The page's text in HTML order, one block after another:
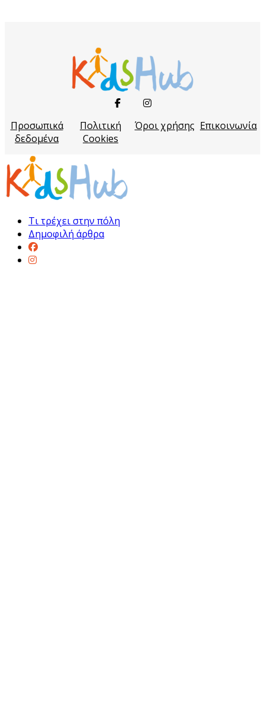
Προσωπικά
δεδομένα
Πολιτική
Cookies
Όροι χρήσης Επικοινωνία
Τι τρέχει στην πόλη
Δημοφιλή άρθρα